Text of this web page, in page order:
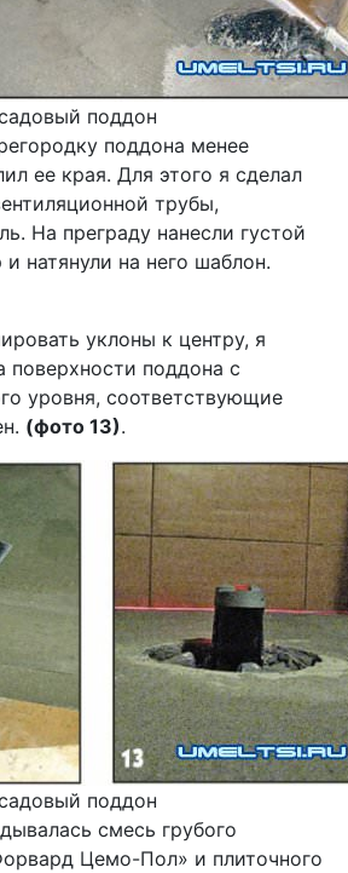
поддон
поддона менее
ее края. Для этого я сделал
трубы,
На преграду нанесли густой
натянули на него шаблон.
уклоны к центру, я
поверхности поддона с
уровня, соответствующие
(фото 13).
поддон
смесь грубого
Цемо-Пол» и плиточного